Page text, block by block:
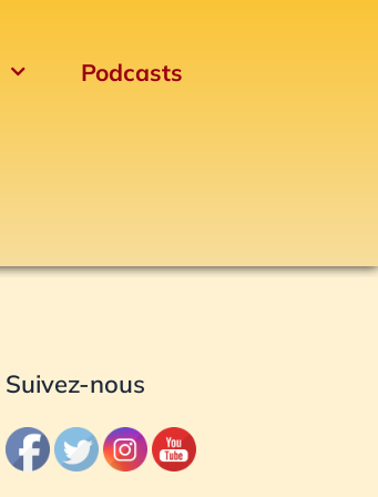
Podcasts
Suivez-nous
Archives